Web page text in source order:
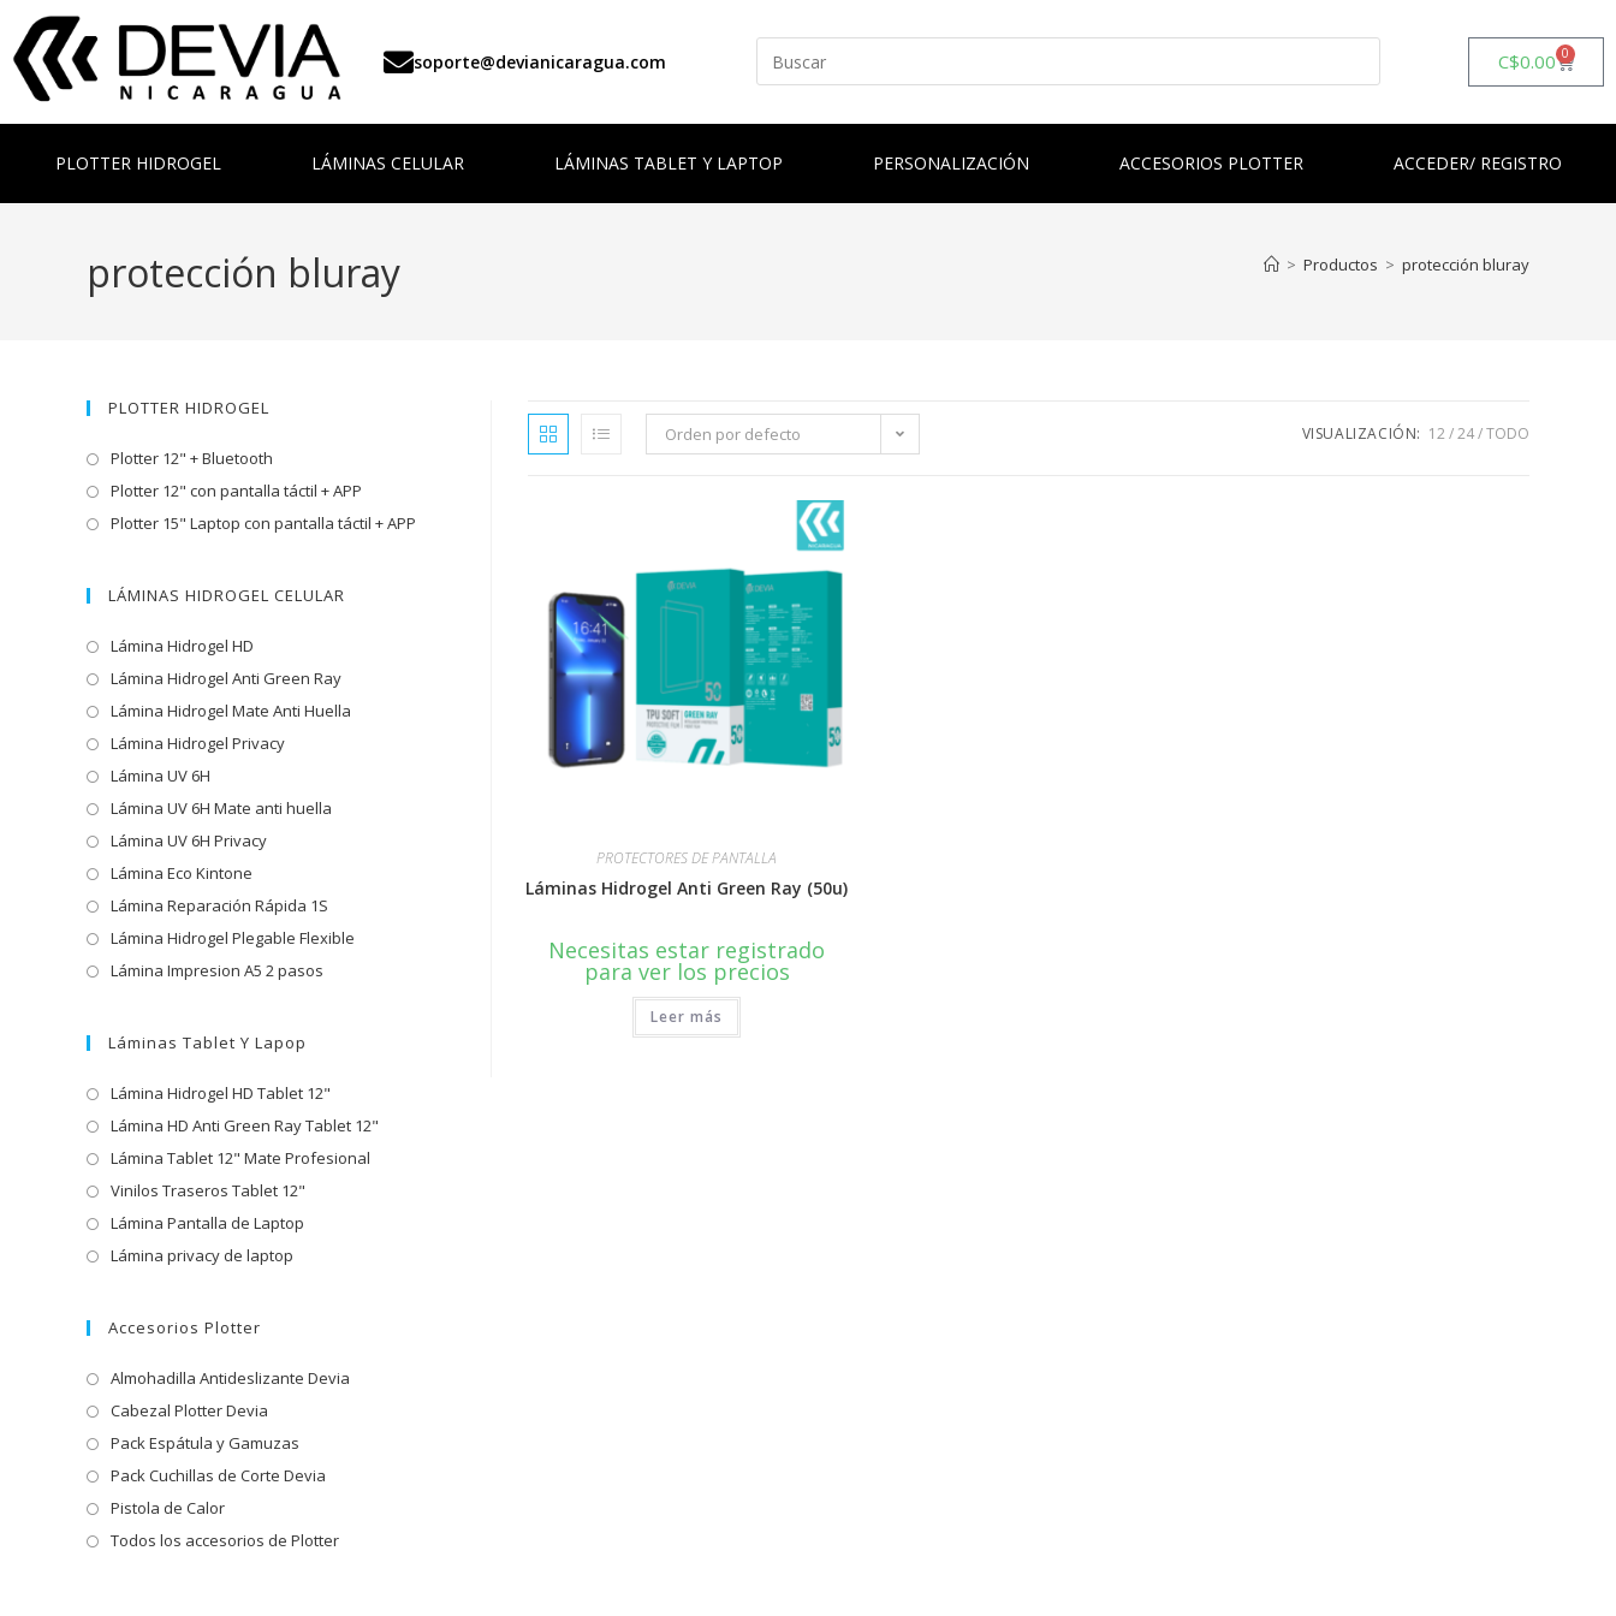
soporte@devianicaragua.com C$0.00 0
PLOTTER HIDROGEL LÁMINAS CELULAR LÁMINAS TABLET Y LAPTOP PERSONALIZACIÓN ACCESORIOS PLOTTER ACCEDER/ REGISTRO
protección bluray > Productos > protección bluray
Orden por defecto VISUALIZACIÓN: 12 24 TODO
PROTECTORES DE PANTALLA
Láminas Hidrogel Anti Green Ray (50u)
Necesitas estar registrado
para ver los precios
Leer más
PLOTTER HIDROGEL
Plotter 12" + Bluetooth
Plotter 12" con pantalla táctil + APP
Plotter 15" Laptop con pantalla táctil + APP
LÁMINAS HIDROGEL CELULAR
Lámina Hidrogel HD
Lámina Hidrogel Anti Green Ray
Lámina Hidrogel Mate Anti Huella
Lámina Hidrogel Privacy
Lámina UV 6H
Lámina UV 6H Mate anti huella
Lámina UV 6H Privacy
Lámina Eco Kintone
Lámina Reparación Rápida 1S
Lámina Hidrogel Plegable Flexible
Lámina Impresion A5 2 pasos
Láminas Tablet Y Lapop
Lámina Hidrogel HD Tablet 12"
Lámina HD Anti Green Ray Tablet 12"
Lámina Tablet 12" Mate Profesional
Vinilos Traseros Tablet 12"
Lámina Pantalla de Laptop
Lámina privacy de laptop
Accesorios Plotter
Almohadilla Antideslizante Devia
Cabezal Plotter Devia
Pack Espátula y Gamuzas
Pack Cuchillas de Corte Devia
Pistola de Calor
Todos los accesorios de Plotter